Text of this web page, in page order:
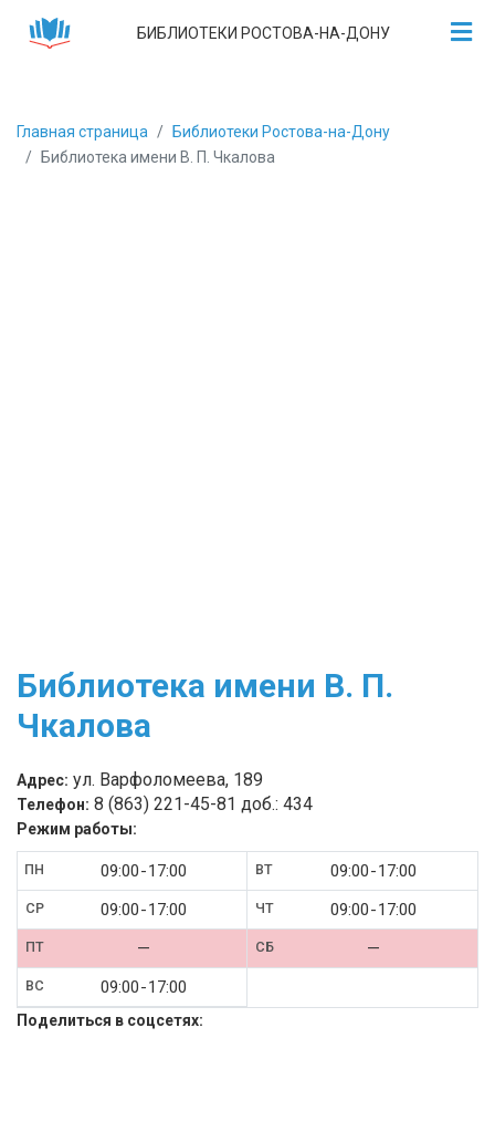
БИБЛИОТЕКИ РОСТОВА-НА-ДОНУ
Главная страница
Библиотеки Ростова-на-Дону
Библиотека имени В. П. Чкалова
Библиотека имени В. П.
Чкалова
Адрес: ул. Варфоломеева, 189
Телефон: 8 (863) 221-45-81 доб.: 434
Режим работы:
09:00 17:00 09:00 17:00
09:00 17:00 09:00 17:00
—
—
09:00 17:00
Поделиться в соцсетях: